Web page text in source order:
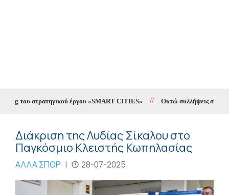
του στρατηγικού έργου «SMART CITIES» // Οκτώ συλλήψεις σε δέκα
Διάκριση της Λυδίας Σίκαλου στο
Παγκόσμιο Κλειστής Κωπηλασίας
ΑΛΛΑ ΣΠΟΡ | 28-07-2025